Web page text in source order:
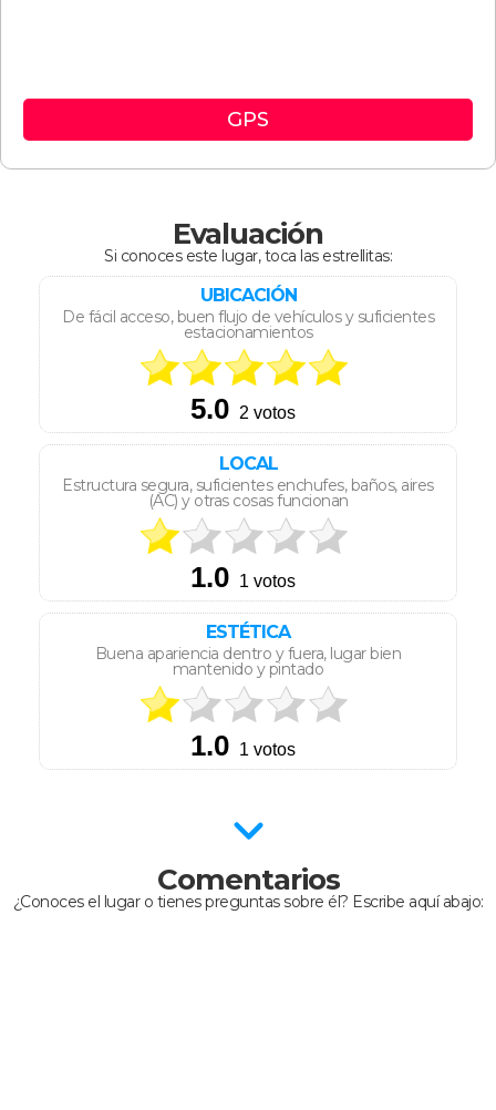
GPS
Evaluación
Si conoces este lugar, toca las estrellitas:
UBICACIÓN
De fácil acceso, buen flujo de vehículos y suficientes
estacionamientos
LOCAL
Estructura segura, suficientes enchufes, baños, aires
(AC) y otras cosas funcionan
ESTÉTICA
Buena apariencia dentro y fuera, lugar bien
mantenido y pintado
Comentarios
¿Conoces el lugar o tienes preguntas sobre él? Escribe aquí abajo: